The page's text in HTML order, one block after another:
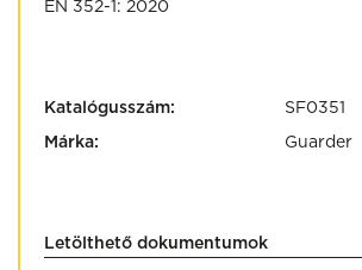
EN 352-1: 2020
Katalógusszám: SF0351
Márka: Guarder
Letölthető dokumentumok